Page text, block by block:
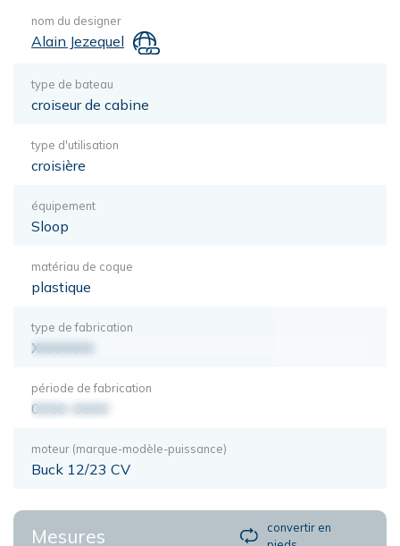
nom du designer
Alain Jezequel
type de bateau
croiseur de cabine
type d'utilisation
croisière
équipement
Sloop
matériau de coque
plastique
type de fabrication
XXXXXXX
période de fabrication
0000-0000
moteur (marque-modèle-puissance)
Buck 12/23 CV
Mesures
convertir en